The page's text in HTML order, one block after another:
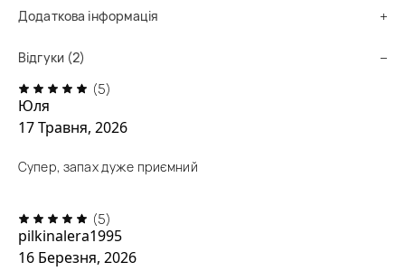
Додаткова інформація
Відгуки (2)
(5)
Юля
17 Травня, 2026
Супер, запах дуже приємний
(5)
pilkinalera1995
16 Березня, 2026